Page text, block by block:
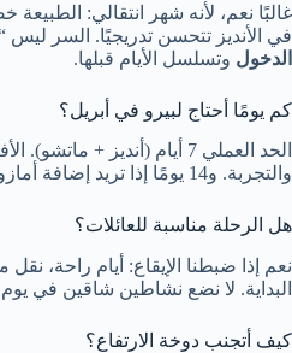
غالبًا نعم، لأنه شهر انتقالي:
في الأنديز تتحسن تدريجيًا. السر
الدخول وتسلسل الأيام قبلها.
كم يومًا أحتاج لبيرو في أبريل؟
والتجربة. و14 يومًا إذا تريد إضافة أمازون بدون استعجال.
هل الرحلة مناسبة للعائلات؟
نعم إذا ضبطنا الإيقاع: أيام راحة،
البداية. لا نضع نشاطين شاقين في يوم
كيف أتجنب دوخة الارتفاع؟